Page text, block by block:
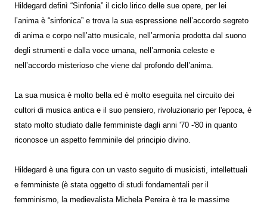
Hildegard definì “Sinfonia” il ciclo lirico delle sue opere, per lei
l’anima è “sinfonica” e trova la sua espressione nell’accordo segreto
di anima e corpo nell’atto musicale, nell’armonia prodotta dal suono
degli strumenti e dalla voce umana, nell’armonia celeste e
nell’accordo misterioso che viene dal profondo dell’anima.
La sua musica è molto bella ed è molto eseguita nel circuito dei
cultori di musica antica e il suo pensiero, rivoluzionario per l'epoca, è
stato molto studiato dalle femministe dagli anni '70 -'80 in quanto
riconosce un aspetto femminile del principio divino.
Hildegard è una figura con un vasto seguito di musicisti, intellettuali
e femministe (è stata oggetto di studi fondamentali per il
femminismo, la medievalista Michela Pereira è tra le massime